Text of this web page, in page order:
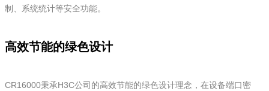
制、系统统计等安全功能。
高效节能的绿色设计
CR16000秉承H3C公司的高效节能的绿色设计理念，在设备端口密